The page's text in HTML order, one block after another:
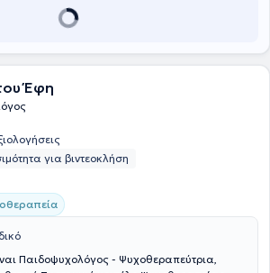
Έφη
για βιντεοκλήση
Παιδοψυχολόγος - Ψυχοθεραπεύτρια,